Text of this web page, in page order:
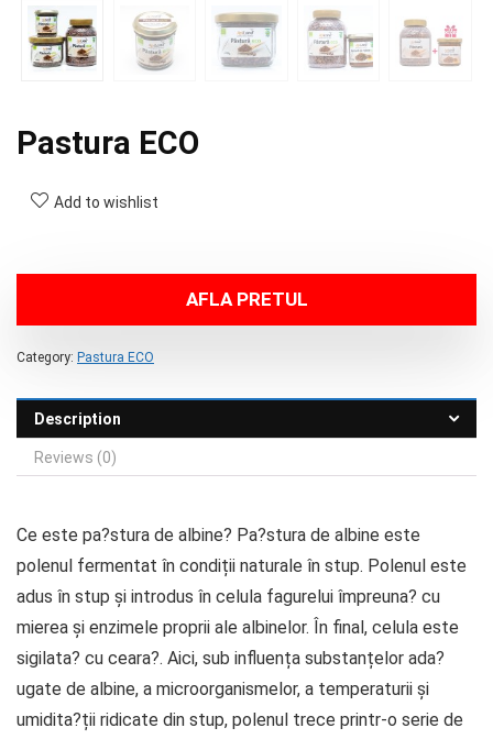
Pastura ECO
Add to wishlist
AFLA PRETUL
Category: Pastura ECO
Description
Reviews (0)
Ce este pa?stura de albine? Pa?stura de albine este
polenul fermentat în condiții naturale în stup. Polenul este
adus în stup și introdus în celula fagurelui împreuna? cu
mierea și enzimele proprii ale albinelor. În final, celula este
sigilata? cu ceara?. Aici, sub influența substanțelor ada?
ugate de albine, a microorganismelor, a temperaturii și
umidita?ții ridicate din stup, polenul trece printr-o serie de